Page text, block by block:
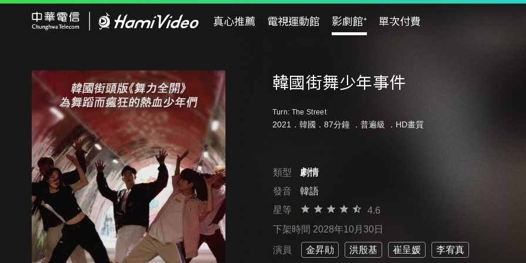
真心推薦 電視運動館 影劇館⁺ 單次付費
韓國街舞少年事件
Turn: The Street
2021．韓國．87分鐘 ． 普遍級 ．HD畫質
類型
劇情
發音
韓語
星等
4.6
下架時間 2028年10月30日
演員 金昇勛 洪殷基 崔呈媛 李宥真